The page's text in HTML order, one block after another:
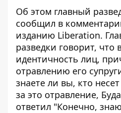
Об этом главный
сообщил в
изданию Liberation.
разведки говорит, что
идентичность лиц,
отравлению его
знаете ли вы, кто
за это отравление,
ответил "Конечно,